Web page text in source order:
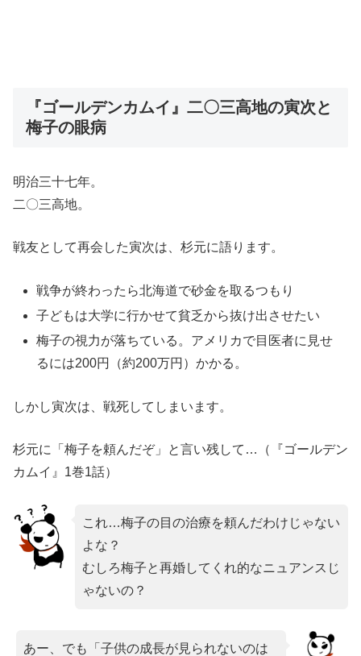
『ゴールデンカムイ』二〇三高地の寅次と
梅子の眼病
明治三十七年。
二〇三高地。
戦友として再会した寅次は、杉元に語ります。
戦争が終わったら北海道で砂金を取るつもり
子どもは大学に行かせて貧乏から抜け出させたい
梅子の視力が落ちている。アメリカで目医者に見せ
るには200円（約200万円）かかる。
しかし寅次は、戦死してしまいます。
杉元に「梅子を頼んだぞ」と言い残して…（『ゴールデン
カムイ』1巻1話）
これ…梅子の目の治療を頼んだわけじゃない
よな？
むしろ梅子と再婚してくれ的なニュアンスじ
ゃないの？
あー、でも「子供の成長が見られないのは